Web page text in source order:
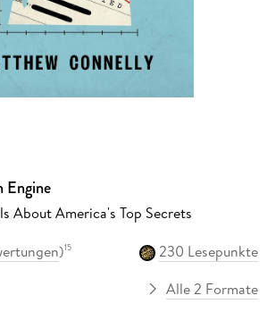
Engine
About America's Top Secrets
)15
230 Lesepunkte
Alle 2 Formate